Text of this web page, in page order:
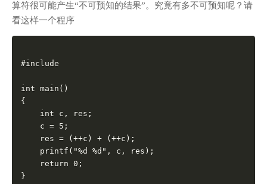
算符很可能产生“不可预知的结果”。究竟有多不可预知呢？请
看这样一个程序
#include
int main()
{
    int c, res;
    c = 5;
    res = (++c) + (++c);
    printf("%d %d", c, res);
    return 0;